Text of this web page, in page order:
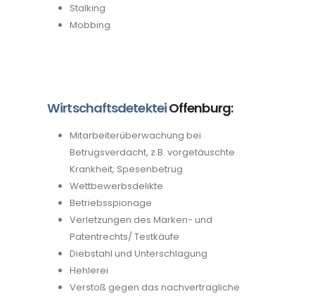
Stalking
Mobbing
WirtschaftsdetekteiOffenburg:
Mitarbeiterüberwachung bei
Betrugsverdacht, z.B. vorgetäuschte
Krankheit, Spesenbetrug
Wettbewerbsdelikte
Betriebsspionage
Verletzungen des Marken- und
Patentrechts/ Testkäufe
Diebstahl und Unterschlagung
Hehlerei
Verstoß gegen das nachvertragliche